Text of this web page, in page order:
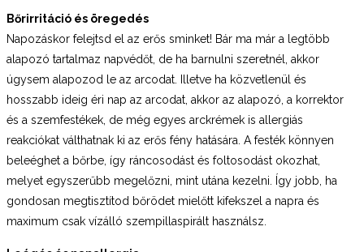
Bőrirritáció és öregedés
Napozáskor felejtsd el az erős sminket! Bár ma már a legtöbb
alapozó tartalmaz napvédőt, de ha barnulni szeretnél, akkor
úgysem alapozod le az arcodat. Illetve ha közvetlenül és
hosszabb ideig éri nap az arcodat, akkor az alapozó, a korrektor
és a szemfestékek, de még egyes arckrémek is allergiás
reakciókat válthatnak ki az erős fény hatására. A festék könnyen
beleéghet a bőrbe, így ráncosodást és foltosodást okozhat,
melyet egyszerűbb megelőzni, mint utána kezelni. Így jobb, ha
gondosan megtisztítod bőrödet mielőtt kifekszel a napra és
maximum csak vízálló szempillaspirált használsz.